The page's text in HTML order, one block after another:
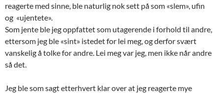
reagerte med sinne, ble naturlig nok sett på som «slem», ufin
og «ujentete».
Som jente ble jeg oppfattet som utagerende i forhold til andre,
ettersom jeg ble «sint» istedet for lei meg, og derfor svært
vanskelig å tolke for andre. Lei meg var jeg, men ikke når andre
så det.
Jeg ble som sagt etterhvert klar over at jeg reagerte mye